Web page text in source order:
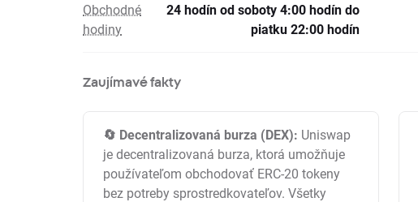
Obchodné
hodiny
24 hodín od soboty 4:00 hodín do
piatku 22:00 hodín
Zaujímavé fakty
🔄 Decentralizovaná burza (DEX): Uniswap
je decentralizovaná burza, ktorá umožňuje
používateľom obchodovať ERC-20 tokeny
bez potreby sprostredkovateľov. Všetky